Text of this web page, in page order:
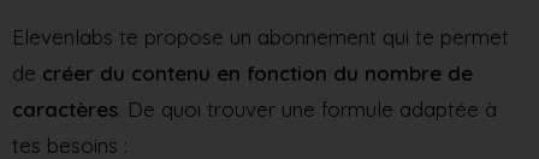
Elevenlabs te propose un abonnement qui te permet
de créer du contenu en fonction du nombre de
caractères. De quoi trouver une formule adaptée à
tes besoins :